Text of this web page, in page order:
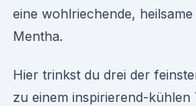
eine wohlriechende,
Mentha.
Hier trinkst du drei der
zu einem inspirierend-